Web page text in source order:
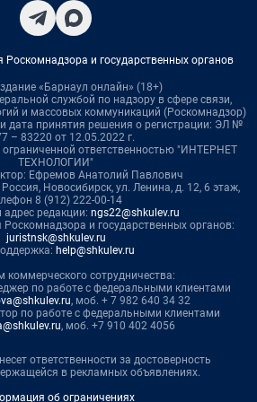
Роскомнадзора и государственных органов
«Барнаул онлайн» (18+)
службой по надзору в сфере связи,
и массовых коммуникаций (Роскомнадзор)
дата принятия решения о регистрации: ЭЛ №
– 83220 от 12.05.2022 г.
ответственностью "ИНТЕРНЕТ
ТЕХНОЛОГИИ"
Ефремов Анатолий Павлович
Новосибирск, ул. Ленина, д. 12, 6 этаж,
8 (912) 222-00-14
редакции: ngs22@shkulev.ru
и государственных органов:
juristnsk@shkulev.ru
help@shkulev.ru
коммерческого сотрудничества:
по работе с федеральными клиентами
, моб. + 7 982 640 34 32
по работе с федеральными клиентами
, моб. +7 910 402 4056
ответственности за достоверность
в рекламных объявлениях.
об ограничениях